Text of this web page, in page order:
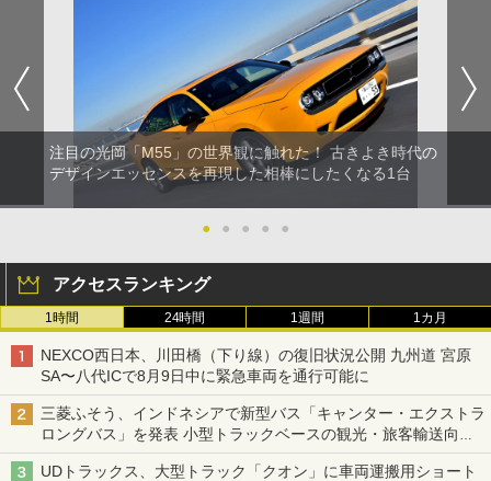
注目の光岡「M55」の世界観に触れた！ 古きよき時代の
デザインエッセンスを再現した相棒にしたくなる1台
● ● ● ● ●
アクセスランキング
1時間 24時間 1週間 1カ月
NEXCO西日本、川田橋（下り線）の復旧状況公開 九州道 宮原
SA〜八代ICで8月9日中に緊急車両を通行可能に
三菱ふそう、インドネシアで新型バス「キャンター・エクストラ
ロングバス」を発表 小型トラックベースの観光・旅客輸送向け
バス
UDトラックス、大型トラック「クオン」に車両運搬用ショート